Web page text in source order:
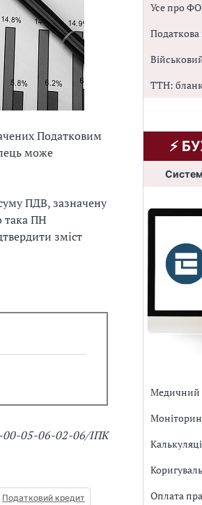
Податковим
може
ПДВ, зазначену
така ПН
зміст
05-06-02-06/ІПК
Податковий кредит
Усе про
ТТН:
⚡️
Оплата